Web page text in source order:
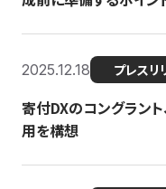
2025.12.18 プレスリ
寄付DXのコングラン
用を構想